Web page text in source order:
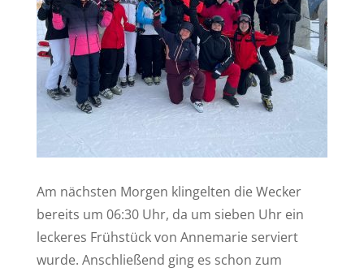
Am nächsten Morgen klingelten die Wecker
bereits um 06:30 Uhr, da um sieben Uhr ein
leckeres Frühstück von Annemarie serviert
wurde. Anschließend ging es schon zum